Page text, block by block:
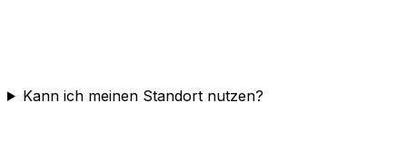
Kann ich meinen Standort nutzen?